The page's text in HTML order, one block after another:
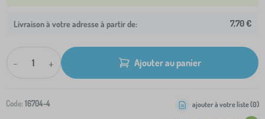
Livraison à votre adresse à partir de: 7,70 €
- + Ajouter au panier
Code: 16704-4 ajouter à votre liste (0)